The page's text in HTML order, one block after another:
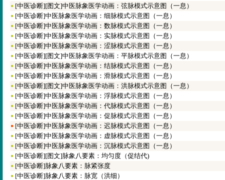
[中医诊断][图文]中医脉象医学动画：弦脉模式示意图（一息）
[中医诊断]中医脉象医学动画：细脉模式示意图（一息）
[中医诊断]中医脉象医学动画：数脉模式示意图（一息）
[中医诊断]中医脉象医学动画：实脉模式示意图（一息）
[中医诊断]中医脉象医学动画：涩脉模式示意图（一息）
[中医诊断][图文]中医脉象医学动画：平脉模式示意图（一息）
[中医诊断]中医脉象医学动画：结脉模式示意图（一息）
[中医诊断]中医脉象医学动画：滑脉模式示意图（一息）
[中医诊断][图文]中医脉象医学动画：洪脉模式示意图（一息）
[中医诊断]中医脉象医学动画：浮脉模式示意图（一息）
[中医诊断]中医脉象医学动画：代脉模式示意图（一息）
[中医诊断]中医脉象医学动画：促脉模式示意图（一息）
[中医诊断]中医脉象医学动画：迟脉模式示意图（一息）
[中医诊断]中医脉象医学动画：虚脉模式示意图（一息）
[中医诊断]中医脉象医学动画：沉脉模式示意图（一息）
[中医诊断][图文]脉象八要素：均匀度（促结代)
[中医诊断]脉象八要素：脉紧张度
[中医诊断]脉象八要素：脉宽（洪细）